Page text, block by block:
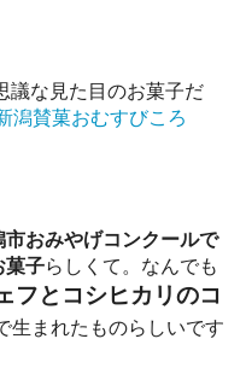
議な見た目のお菓子だ
新潟賛菓おむすびころ
市おみやげコンクールで
菓子らしくて。なんでも
フとコシヒカリのコ
生まれたものらしいです